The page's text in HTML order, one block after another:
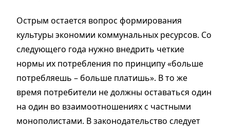
Острым остается вопрос формирования
культуры экономии коммунальных ресурсов. Со
следующего года нужно внедрить четкие
нормы их потребления по принципу «больше
потребляешь – больше платишь». В то же
время потребители не должны оставаться один
на один во взаимоотношениях с частными
монополистами. В законодательство следует